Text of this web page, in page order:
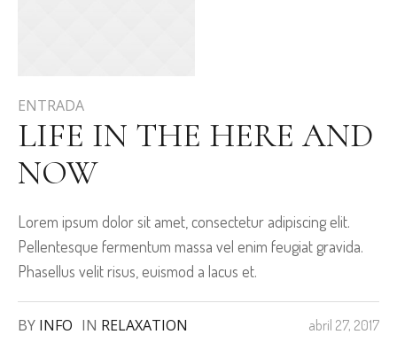
ENTRADA
LIFE IN THE HERE AND
NOW
Lorem ipsum dolor sit amet, consectetur adipiscing elit.
Pellentesque fermentum massa vel enim feugiat gravida.
Phasellus velit risus, euismod a lacus et.
abril 27, 2017
BY INFO IN RELAXATION